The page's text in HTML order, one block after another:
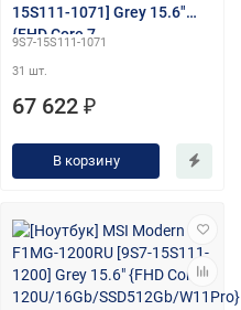
15S111-1071] Grey 15.6"
{FHD Core 7
}
9S7-15S111-1071
31 шт.
67 622 ₽
В корзину